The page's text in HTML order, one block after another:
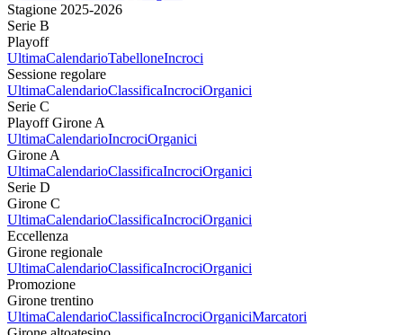
Stagione 2025-2026
Serie B
Playoff
UltimaCalendarioTabelloneIncroci
Sessione regolare
UltimaCalendarioClassificaIncrociOrganici
Serie C
Playoff Girone A
UltimaCalendarioIncrociOrganici
Girone A
UltimaCalendarioClassificaIncrociOrganici
Serie D
Girone C
UltimaCalendarioClassificaIncrociOrganici
Eccellenza
Girone regionale
UltimaCalendarioClassificaIncrociOrganici
Promozione
Girone trentino
UltimaCalendarioClassificaIncrociOrganiciMarcatori